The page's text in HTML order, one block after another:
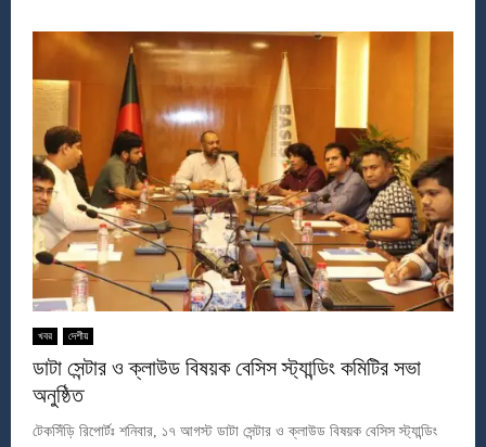
খবর দেশীয়
ডাটা সেন্টার ও ক্লাউড বিষয়ক বেসিস স্ট্যান্ডিং কমিটির সভা
অনুষ্ঠিত
টেকসিঁড়ি রিপোর্টঃ শনিবার, ১৭ আগস্ট ডাটা সেন্টার ও ক্লাউড বিষয়ক বেসিস স্ট্যান্ডিং